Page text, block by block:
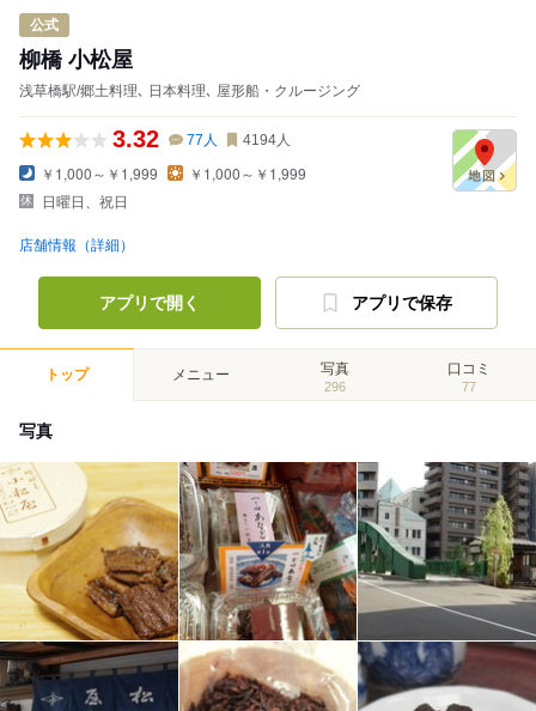
公式
柳橋 小松屋
浅草橋駅/郷土料理､ 日本料理､ 屋形船・クルージング
3.32 77 人 4194人
￥1,000～￥1,999
￥1,000～￥1,999
日曜日、祝日
店舗情報（詳細）
アプリで開く アプリで保存
トップ メニュー 写真
296
口コミ
77
写真